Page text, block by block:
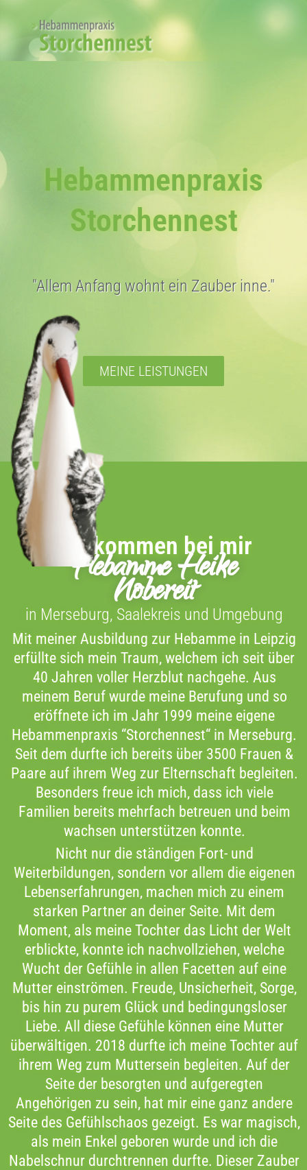
Hebammenpraxis
Storchennest
"Allem Anfang wohnt ein Zauber inne."
MEINE LEISTUNGEN
Willkommen bei mir
Hebamme Heike
Nobereit
in Merseburg, Saalekreis und Umgebung
Mit meiner Ausbildung zur Hebamme in Leipzig
erfüllte sich mein Traum, welchem ich seit über
40 Jahren voller Herzblut nachgehe. Aus
meinem Beruf wurde meine Berufung und so
eröffnete ich im Jahr 1999 meine eigene
Hebammenpraxis “Storchennest“ in Merseburg.
Seit dem durfte ich bereits über 3500 Frauen &
Paare auf ihrem Weg zur Elternschaft begleiten.
Besonders freue ich mich, dass ich viele
Familien bereits mehrfach betreuen und beim
wachsen unterstützen konnte.
Nicht nur die ständigen Fort- und
Weiterbildungen, sondern vor allem die eigenen
Lebenserfahrungen, machen mich zu einem
starken Partner an deiner Seite. Mit dem
Moment, als meine Tochter das Licht der Welt
erblickte, konnte ich nachvollziehen, welche
Wucht der Gefühle in allen Facetten auf eine
Mutter einströmen. Freude, Unsicherheit, Sorge,
bis hin zu purem Glück und bedingungsloser
Liebe. All diese Gefühle können eine Mutter
überwältigen. 2018 durfte ich meine Tochter auf
ihrem Weg zum Muttersein begleiten. Auf der
Seite der besorgten und aufgeregten
Angehörigen zu sein, hat mir eine ganz andere
Seite des Gefühlschaos gezeigt. Es war magisch,
als mein Enkel geboren wurde und ich die
Nabelschnur durchtrennen durfte. Dieser Zauber